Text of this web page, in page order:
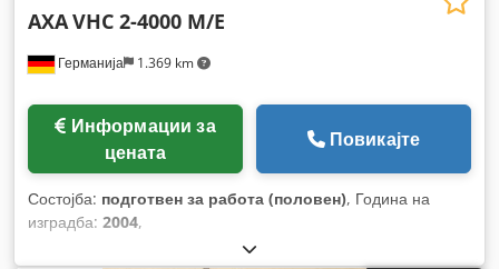
Германија 1.369 km
AXAVHC 2-4000 M/E
цената
Повикајте
Состојба: подготвен за работа (половен), Година на
изградба: 2004,